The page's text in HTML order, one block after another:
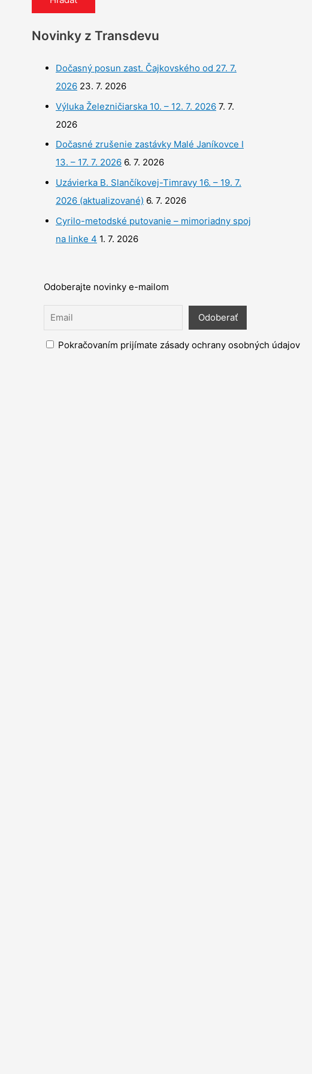
a
Novinky z Transdevu
Dočasný posun zast. Čajkovského od 27. 7.
2026 23. 7. 2026
Výluka Železničiarska 10. – 12. 7. 2026 7. 7.
2026
Dočasné zrušenie zastávky Malé Janíkovce I
13. – 17. 7. 2026 6. 7. 2026
Uzávierka B. Slančíkovej-Timravy 16. – 19. 7.
2026 (aktualizované) 6. 7. 2026
Cyrilo-metodské putovanie – mimoriadny spoj
na linke 4 1. 7. 2026
Odoberajte novinky e-mailom
Pokračovaním prijímate zásady ochrany osobných údajov